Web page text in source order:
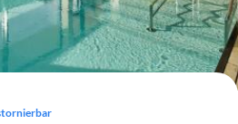
Auf der Karte anzeigen